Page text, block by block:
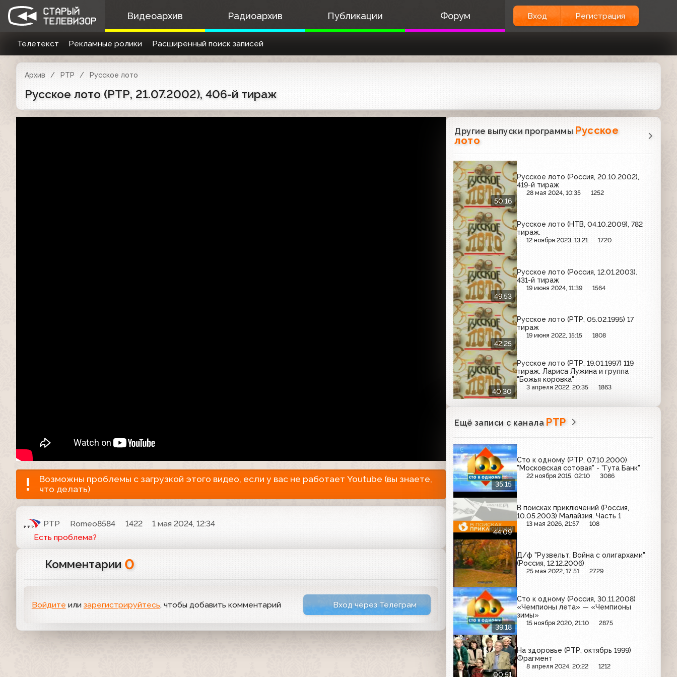
Видеоархив Радиоархив Публикации Форум Вход Регистрация
Телетекст Рекламные ролики Расширенный поиск записей
Архив РТР Русское лото
Русское лото (РТР, 21.07.2002), 406-й тираж
Возможны проблемы с загрузкой этого видео, если у вас не работает Youtube (вы знаете,
что делать)
РТР Romeo8584 1422
1 мая 2024, 12:34
Есть проблема?
Комментарии 0
Войдите или зарегистрируйтесь, чтобы добавить комментарий Вход через Телеграм
Другие выпуски программы Русское
лото
50:16
Русское лото (Россия, 20.10.2002),
419-й тираж
28 мая 2024, 10:35 1252
Русское лото (НТВ, 04.10.2009), 782
тираж.
12 ноября 2023, 13:21 1720
49:53
Русское лото (Россия, 12.01.2003).
431-й тираж
19 июня 2024, 11:39 1564
42:25
Русское лото (РТР, 05.02.1995) 17
тираж
19 июня 2022, 15:15 1808
40:30
Русское лото (РТР, 19.01.1997) 119
тираж. Лариса Лужина и группа
"Божья коровка"
3 апреля 2022, 20:35 1863
Ещё записи с канала РТР
35:15
Сто к одному (РТР, 07.10.2000)
"Московская сотовая" - "Гута Банк"
22 ноября 2015, 02:10 3086
44:09
В поисках приключений (Россия,
10.05.2003) Малайзия. Часть 1
13 мая 2026, 21:57 108
Д/ф "Рузвельт. Война с олигархами"
(Россия, 12.12.2006)
25 мая 2022, 17:51 2729
39:18
Сто к одному (Россия, 30.11.2008)
«Чемпионы лета» — «Чемпионы
зимы»
15 ноября 2020, 21:10 2875
00:51
На здоровье (РТР, октябрь 1999)
Фрагмент
8 апреля 2024, 20:22 1212